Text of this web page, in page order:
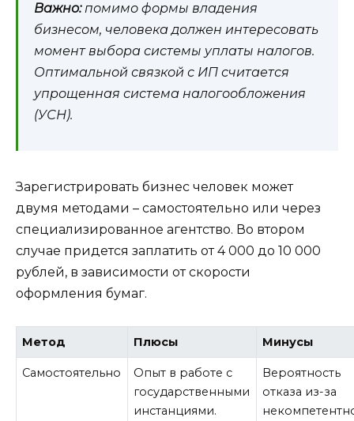
Важно:помимо формы владения
бизнесом, человека должен интересовать
момент выбора системы уплаты налогов.
Оптимальной связкой с ИП считается
упрощенная система налогообложения
(УСН).
Зарегистрировать бизнес человек может
двумя методами – самостоятельно или через
специализированное агентство. Во втором
случае придется заплатить от 4 000 до 10 000
рублей, в зависимости от скорости
оформления бумаг.
Метод Плюсы Минусы
Самостоятельно
Опыт в работе с
государственными
инстанциями.
Вероятность
отказа из-за